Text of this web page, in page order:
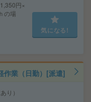
円×
の場
気になる!
作業（日勤）[派遣]
り）